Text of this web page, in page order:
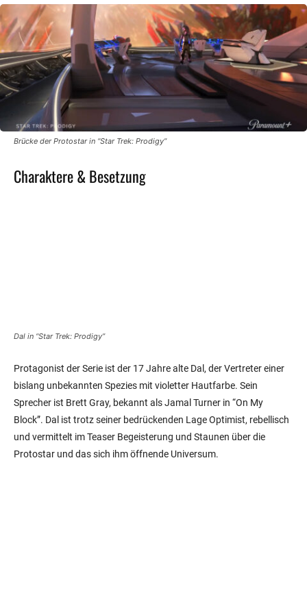
Brücke der Protostar in “Star Trek: Prodigy”
Charaktere & Besetzung
Dal in “Star Trek: Prodigy”
Protagonist der Serie ist der 17 Jahre alte Dal, der Vertreter einer
bislang unbekannten Spezies mit violetter Hautfarbe. Sein
Sprecher ist Brett Gray, bekannt als Jamal Turner in “On My
Block”. Dal ist trotz seiner bedrückenden Lage Optimist, rebellisch
und vermittelt im Teaser Begeisterung und Staunen über die
Protostar und das sich ihm öffnende Universum.